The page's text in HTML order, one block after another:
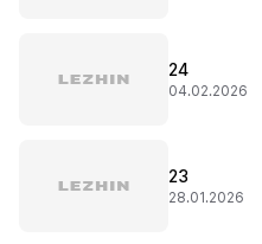
24
04.02.2026
23
28.01.2026